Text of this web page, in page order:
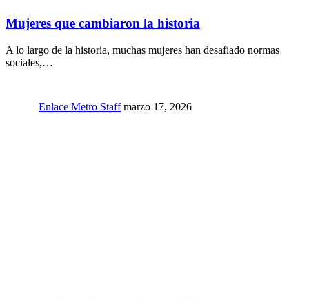
Mujeres que cambiaron la historia
A lo largo de la historia, muchas mujeres han desafiado normas
sociales,…
Enlace Metro Staff marzo 17, 2026